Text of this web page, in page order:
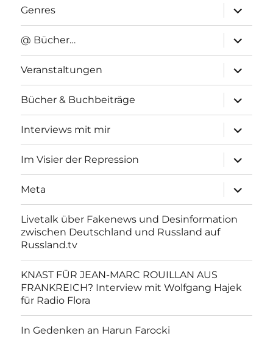
Genres
anzeigen
@ Bücher…
anzeigen
Veranstaltungen
anzeigen
Bücher & Buchbeiträge
anzeigen
Interviews mit mir
anzeigen
Im Visier der Repression
anzeigen
Meta
anzeigen
Livetalk über Fakenews und Desinformation
zwischen Deutschland und Russland auf
Russland.tv
KNAST FÜR JEAN-MARC ROUILLAN AUS
FRANKREICH? Interview mit Wolfgang Hajek
für Radio Flora
In Gedenken an Harun Farocki